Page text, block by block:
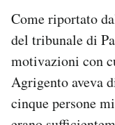
Come riportato
del tribunale di
motivazioni con
Agrigento aveva
cinque persone